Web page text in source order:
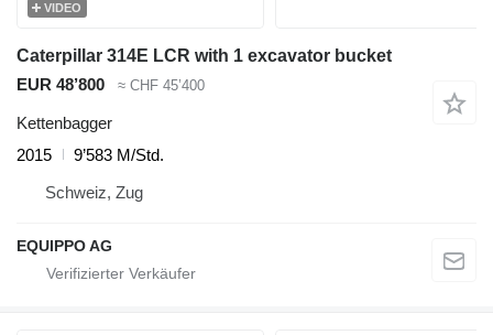
VIDEO
Caterpillar 314E LCR with 1 excavator bucket
EUR 48’800
≈ CHF 45’400
Kettenbagger
2015
9’583 M/Std.
Schweiz, Zug
EQUIPPO AG